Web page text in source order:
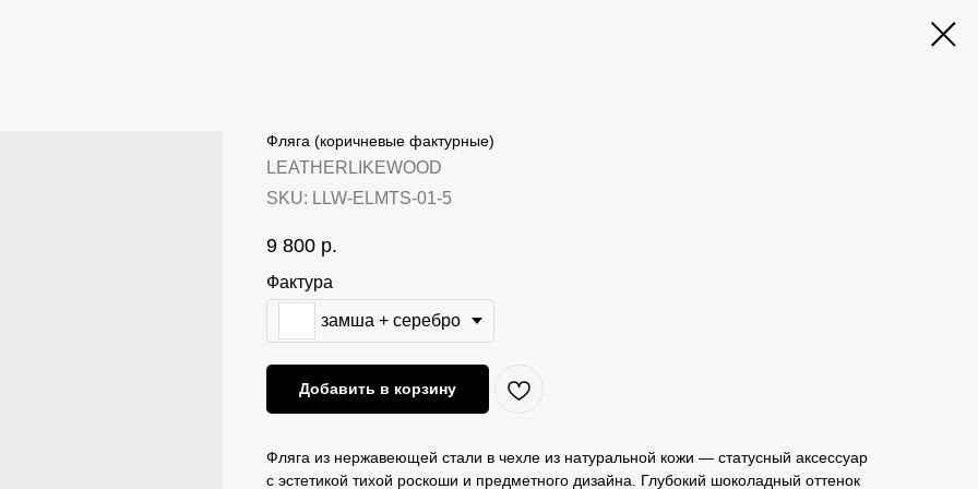
Фляга (коричневые фактурные)
LEATHERLIKEWOOD
SKU: LLW-ELMTS-01-5
9 800 р.
Фактура
замша + серебро
Добавить в корзину
Фляга из нержавеющей стали в чехле из натуральной кожи — статусный аксессуар
с эстетикой тихой роскоши и предметного дизайна. Глубокий шоколадный оттенок